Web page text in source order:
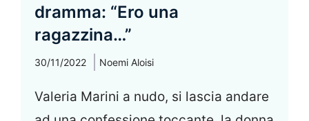
dramma: “Ero una
ragazzina…”
30/11/2022 Noemi Aloisi
Valeria Marini a nudo, si lascia andare